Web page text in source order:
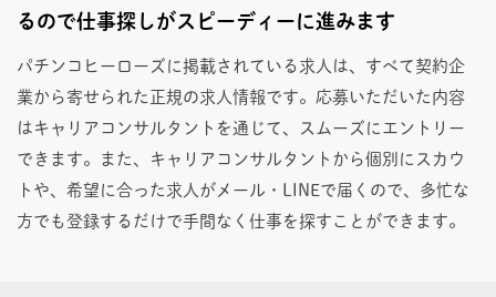
るので仕事探しがスピーディーに進みます
パチンコヒーローズに掲載されている求人は、すべて契約企
業から寄せられた正規の求人情報です。応募いただいた内容
はキャリアコンサルタントを通じて、スムーズにエントリー
できます。また、キャリアコンサルタントから個別にスカウ
トや、希望に合った求人がメール・LINEで届くので、多忙な
方でも登録するだけで手間なく仕事を探すことができます。